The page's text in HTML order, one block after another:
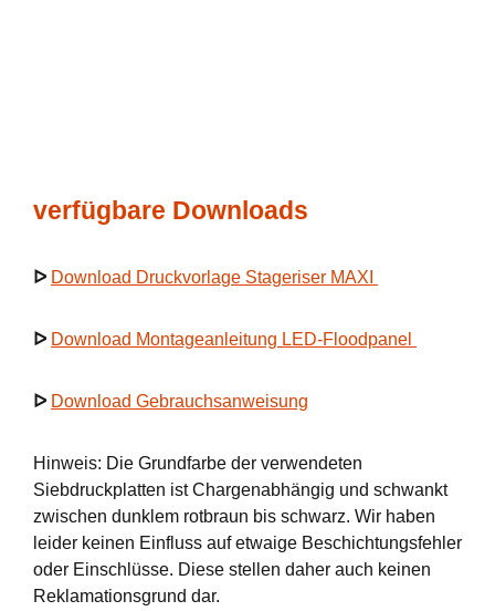
verfügbare Downloads
ᐅ Download Druckvorlage Stageriser MAXI
ᐅ Download Montageanleitung LED-Floodpanel
ᐅ Download Gebrauchsanweisung
Hinweis: Die Grundfarbe der verwendeten
Siebdruckplatten ist Chargenabhängig und schwankt
zwischen dunklem rotbraun bis schwarz. Wir haben
leider keinen Einfluss auf etwaige Beschichtungsfehler
oder Einschlüsse. Diese stellen daher auch keinen
Reklamationsgrund dar.